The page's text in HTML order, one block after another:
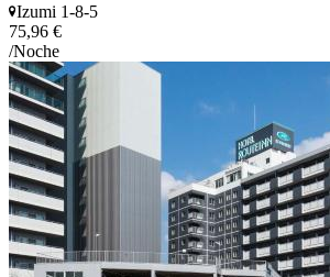
Izumi 1-8-5
75,96 €
/Noche